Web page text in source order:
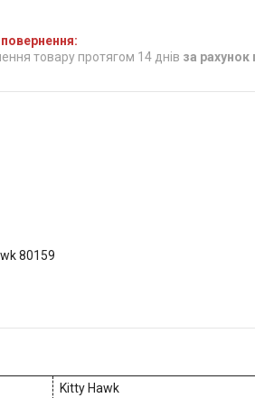
товару протягом 14 днів за рахунок
80159
Kitty Hawk